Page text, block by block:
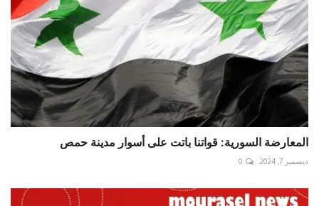
المعارضة السورية: قواتنا باتت على أسوار مدينة حمص
ديسمبر 7, 2024 0